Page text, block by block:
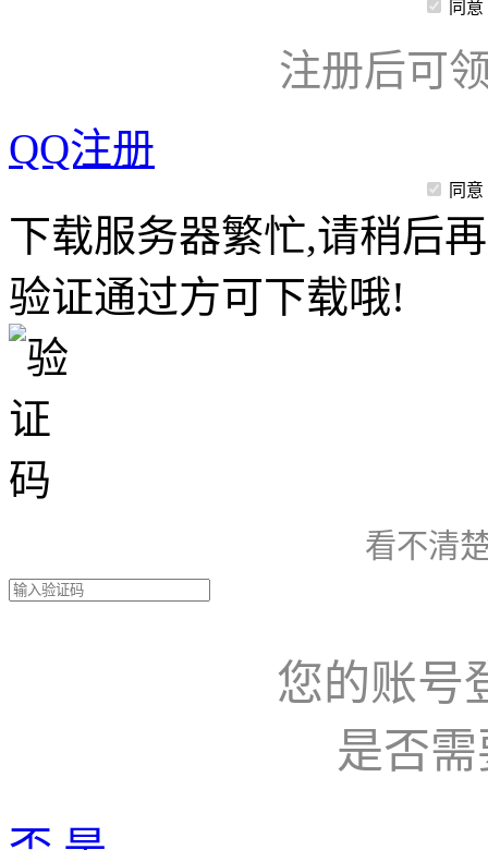
同意
注册后可
QQ注册
同意
下载服务器繁忙,请稍后
验证通过方可下载哦!
看不清
您的账号
是否